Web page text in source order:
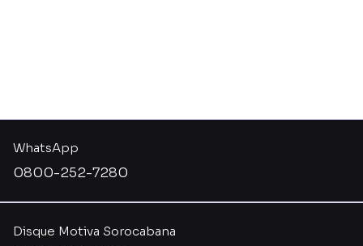
Disque Motiva Sorocabana
WhatsApp
0800-252-7280